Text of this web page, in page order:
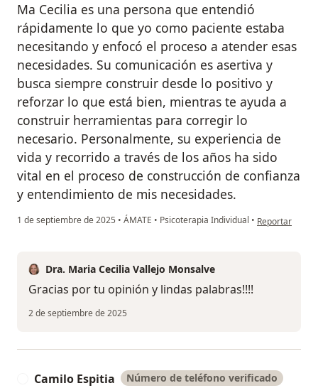
Ma Cecilia es una persona que entendió
rápidamente lo que yo como paciente estaba
necesitando y enfocó el proceso a atender esas
necesidades. Su comunicación es asertiva y
busca siempre construir desde lo positivo y
reforzar lo que está bien, mientras te ayuda a
construir herramientas para corregir lo
necesario. Personalmente, su experiencia de
vida y recorrido a través de los años ha sido
vital en el proceso de construcción de confianza
y entendimiento de mis necesidades.
1 de septiembre de 2025 • ÁMATE • Psicoterapia Individual • en opinión del
Reportar
Dra. Maria Cecilia Vallejo Monsalve
Gracias por tu opinión y lindas palabras!!!!
2 de septiembre de 2025
Camilo Espitia Número de teléfono verificado